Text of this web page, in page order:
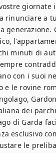
giornate
rinunciare a
generazione.
minuti di
con i suoi
e le rovine
dei
di Garda
esclusivo
le